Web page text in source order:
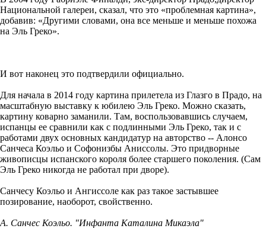
Национальной галереи, сказал, что это «проблемная картина»,
добавив: «Другими словами, она все меньше и меньше похожа
на Эль Греко».
И вот наконец это подтвердили официально.
Для начала в 2014 году картина прилетела из Глазго в Прадо, на
масштабную выставку к юбилею Эль Греко. Можно сказать,
картину коварно заманили. Там, воспользовавшись случаем,
испанцы ее сравнили как с подлинными Эль Греко, так и с
работами двух основных кандидатур на авторство -- Алонсо
Санчеса Коэльо и Софонизбы Аниссолы. Это придворные
живописцы испанского короля более старшего поколения. (Сам
Эль Греко никогда не работал при дворе).
Санчесу Коэльо и Ангиссоле как раз такое застывшее
позирование, наоборот, свойственно.
А. Санчес Коэльо. "Инфанта Каталина Микаэла"